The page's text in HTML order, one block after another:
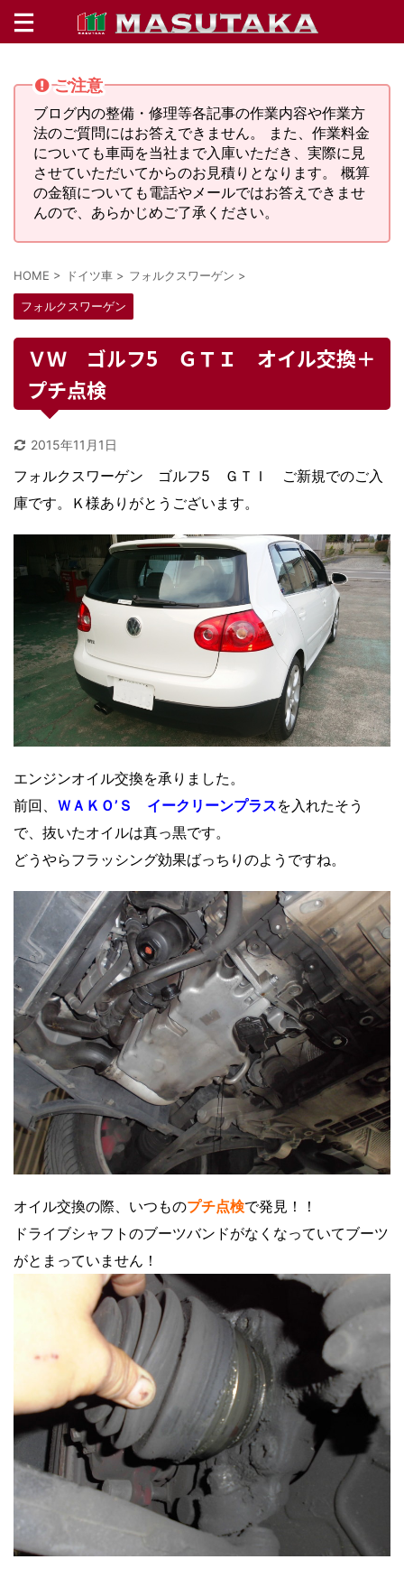
ご注意
ブログ内の整備・修理等各記事の作業内容や作業方
法のご質問にはお答えできません。 また、作業料金
についても車両を当社まで入庫いただき、実際に見
させていただいてからのお見積りとなります。 概算
の金額についても電話やメールではお答えできませ
んので、あらかじめご了承ください。
HOME > ドイツ車 > フォルクスワーゲン >
フォルクスワーゲン
ＶＷ ゴルフ5 ＧＴＩ オイル交換＋
プチ点検
2015年11月1日
フォルクスワーゲン ゴルフ5 ＧＴＩ ご新規でのご入
庫です。Ｋ様ありがとうございます。
エンジンオイル交換を承りました。
前回、 ＷＡＫＯ’Ｓ イークリーンプラスを入れたそう
で、抜いたオイルは真っ黒です。
どうやらフラッシング効果ばっちりのようですね。
オイル交換の際、いつものプチ点検で発見！！
ドライブシャフトのブーツバンドがなくなっていてブーツ
がとまっていません！